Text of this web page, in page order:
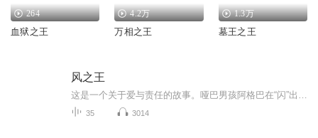
264
血狱之王
4.2万
万相之王
1.3万
墓王之王
风之王
35 3014